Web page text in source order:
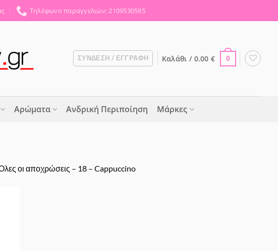
Τηλέφωνο παραγγελιών: 2109530595
ΣΎΝΔΕΣΗ / ΕΓΓΡΑΦΉ Καλάθι / 0.00 € 0
Αρώματα Ανδρική Περιποίηση Μάρκες
οι αποχρώσεις – 18 – Cappuccino